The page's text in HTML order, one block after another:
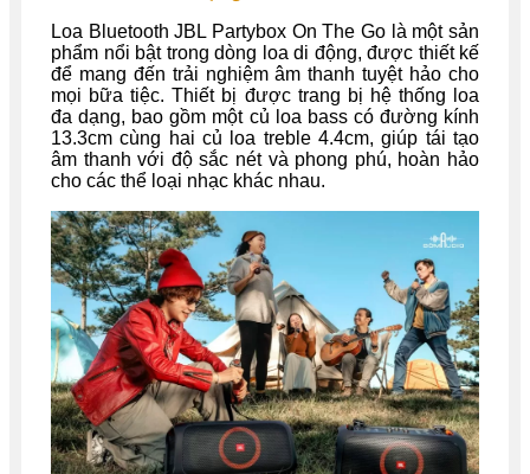
Loa Bluetooth JBL Partybox On The Go là một sản
phẩm nổi bật trong dòng loa di động, được thiết kế
để mang đến trải nghiệm âm thanh tuyệt hảo cho
mọi bữa tiệc. Thiết bị được trang bị hệ thống loa
đa dạng, bao gồm một củ loa bass có đường kính
13.3cm cùng hai củ loa treble 4.4cm, giúp tái tạo
âm thanh với độ sắc nét và phong phú, hoàn hảo
cho các thể loại nhạc khác nhau.